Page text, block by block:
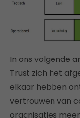
In ons volgende
Trust zich het
elkaar hebben
vertrouwen van
organisaties